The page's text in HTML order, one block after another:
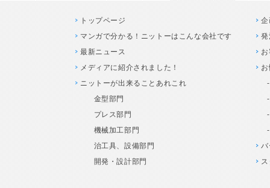
トップページ
マンガで分かる！ニットーはこんな会社です
最新ニュース
メディアに紹介されました！
ニットーが出来ることあれこれ
金型部門
プレス部門
機械加工部門
治工具、設備部門
開発・設計部門
企
発
お
お
バ
ス